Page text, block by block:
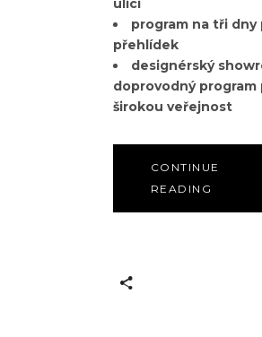
ulici
program na tři dny
přehlídek
designérský
doprovodný program
širokou veřejnost
CONTINUE
READING